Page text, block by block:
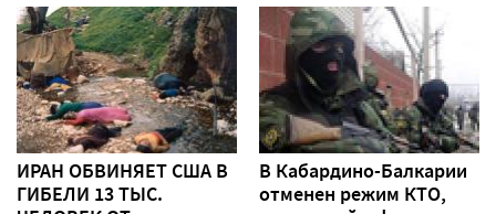
ИРАН ОБВИНЯЕТ США В
ГИБЕЛИ 13 ТЫС.
В Кабардино-Балкарии
отменен режим КТО,